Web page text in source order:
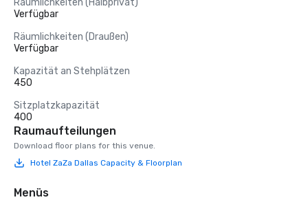
Räumlichkeiten (Halbprivat)
Verfügbar
Räumlichkeiten (Draußen)
Verfügbar
Kapazität an Stehplätzen
450
Sitzplatzkapazität
400
Raumaufteilungen
Download floor plans for this venue.
Hotel ZaZa Dallas Capacity & Floorplan
Menüs